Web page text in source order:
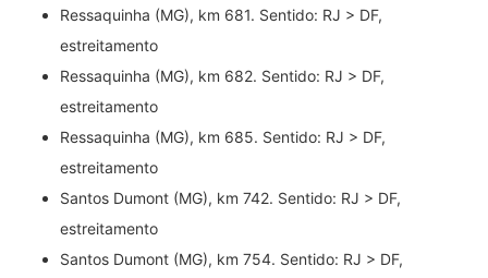
Ressaquinha (MG), km 681. Sentido: RJ > DF,
estreitamento
Ressaquinha (MG), km 682. Sentido: RJ > DF,
estreitamento
Ressaquinha (MG), km 685. Sentido: RJ > DF,
estreitamento
Santos Dumont (MG), km 742. Sentido: RJ > DF,
estreitamento
Santos Dumont (MG), km 754. Sentido: RJ > DF,